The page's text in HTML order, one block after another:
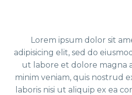
Lorem ipsum dolor sit
adipisicing elit, sed do
ut labore et dolore magna
minim veniam, quis nostrud
laboris nisi ut aliquip ex ea